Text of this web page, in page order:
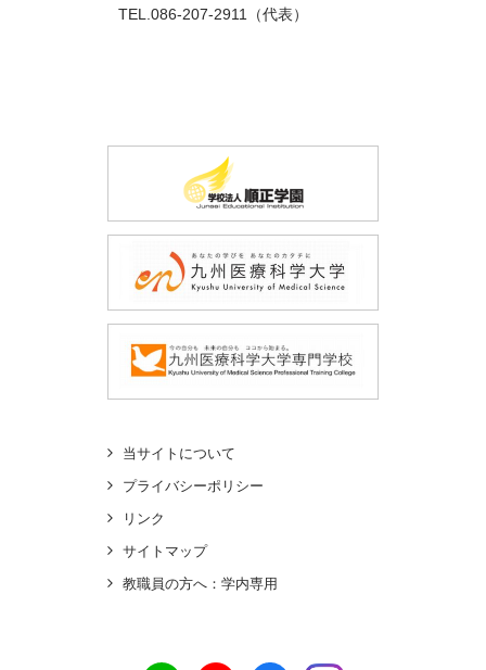
TEL.086-207-2911（代表）
当サイトについて
プライバシーポリシー
リンク
サイトマップ
教職員の方へ：学内専用